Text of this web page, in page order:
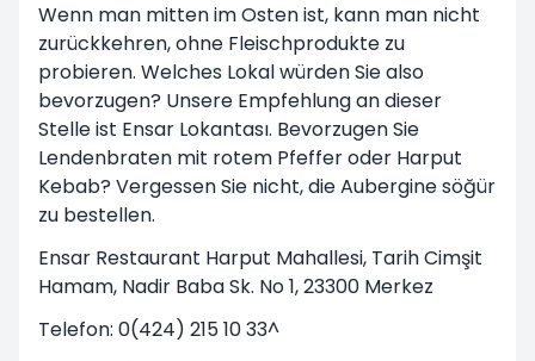
Wenn man mitten im Osten ist, kann man nicht
zurückkehren, ohne Fleischprodukte zu
probieren. Welches Lokal würden Sie also
bevorzugen? Unsere Empfehlung an dieser
Stelle ist Ensar Lokantası. Bevorzugen Sie
Lendenbraten mit rotem Pfeffer oder Harput
Kebab? Vergessen Sie nicht, die Aubergine söğür
zu bestellen.
Ensar Restaurant Harput Mahallesi, Tarih Cimşit
Hamam, Nadir Baba Sk. No 1, 23300 Merkez
Telefon: 0(424) 215 10 33^